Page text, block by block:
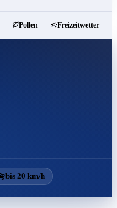
Pollen Freizeitwetter
bis 20 km/h